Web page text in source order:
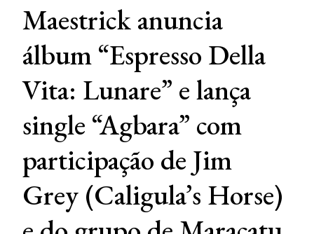
Maestrick anuncia
álbum “Espresso Della
Vita: Lunare” e lança
single “Agbara” com
participação de Jim
Grey (Caligula’s Horse)